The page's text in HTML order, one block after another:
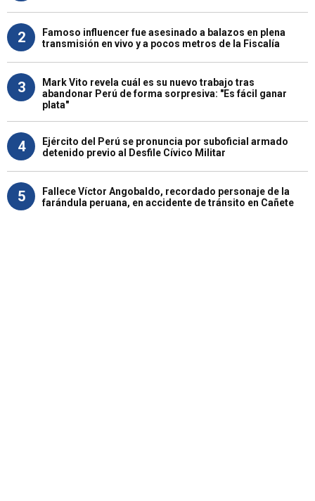
2
Famoso influencer fue asesinado a balazos en plena
transmisión en vivo y a pocos metros de la Fiscalía
3
Mark Vito revela cuál es su nuevo trabajo tras
abandonar Perú de forma sorpresiva: "Es fácil ganar
plata"
4
Ejército del Perú se pronuncia por suboficial armado
detenido previo al Desfile Cívico Militar
5
Fallece Víctor Angobaldo, recordado personaje de la
farándula peruana, en accidente de tránsito en Cañete